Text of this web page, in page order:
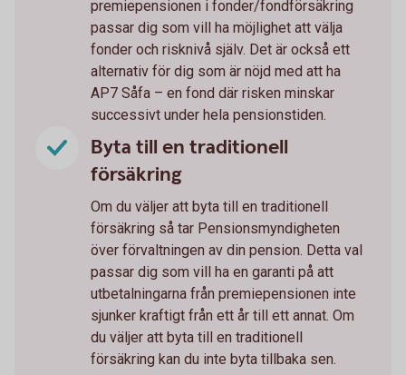
premiepensionen i fonder/fondförsäkring
passar dig som vill ha möjlighet att välja
fonder och risknivå själv. Det är också ett
alternativ för dig som är nöjd med att ha
AP7 Såfa – en fond där risken minskar
successivt under hela pensionstiden.
Byta till en traditionell
försäkring
Om du väljer att byta till en traditionell
försäkring så tar Pensionsmyndigheten
över förvaltningen av din pension. Detta val
passar dig som vill ha en garanti på att
utbetalningarna från premiepensionen inte
sjunker kraftigt från ett år till ett annat. Om
du väljer att byta till en traditionell
försäkring kan du inte byta tillbaka sen.